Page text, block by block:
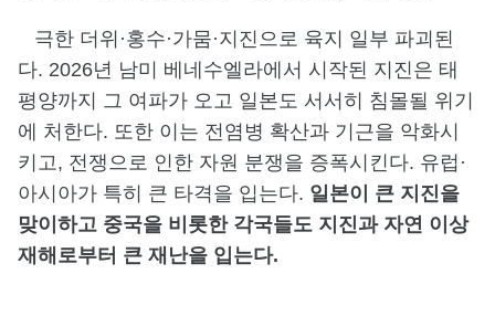
극한 더위·홍수·가뭄·지진으로 육지 일부 파괴된
다. 2026년 남미 베네수엘라에서 시작된 지진은 태
평양까지 그 여파가 오고 일본도 서서히 침몰될 위기
에 처한다. 또한 이는 전염병 확산과 기근을 악화시
키고, 전쟁으로 인한 자원 분쟁을 증폭시킨다. 유럽·
아시아가 특히 큰 타격을 입는다. 일본이 큰 지진을
맞이하고 중국을 비롯한 각국들도 지진과 자연 이상
재해로부터 큰 재난을 입는다.